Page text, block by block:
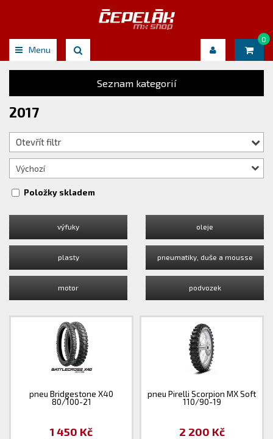
Menu
0
Seznam kategorií
2017
Otevřít filtr
Výchozí
Položky skladem
výfuky oleje
plasty pneumatiky, duše a mousse
motor podvozek
pneu Bridgestone X40
80/100-21
1 450 Kč
pneu Pirelli Scorpion MX Soft
110/90-19
2 200 Kč